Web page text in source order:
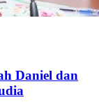
Daniel dan